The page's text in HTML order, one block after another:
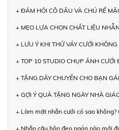
+ ĐÁM HỎI CÔ DÂU VÀ CHÚ RỂ
+ MẸO LỰA CHỌN CHẤT LIỆU
+ LƯU Ý KHI THỬ VÁY CƯỚI
+ TOP 10 STUDIO CHỤP ẢNH CƯỚI
+ TẶNG DÂY CHUYỀN CHO BẠN
+ GỢI Ý QUÀ TẶNG NGÀY NHÀ
+ Làm mất nhẫn cưới có sao không?
+ Nhẫn cầu hôn đeo ngón nào mới